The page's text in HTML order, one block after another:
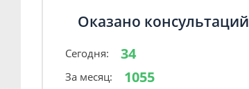
Оказано консультаций
Сегодня: 34
За месяц: 1055